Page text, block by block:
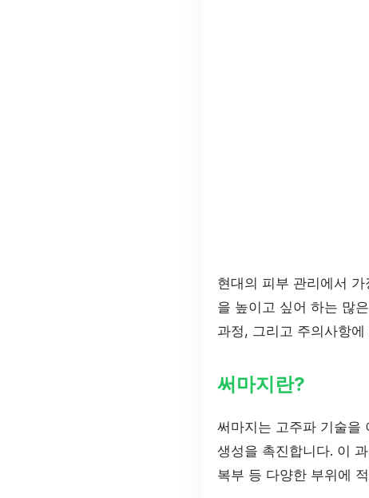
현대의 피부 관리에서
을 높이고 싶어 하는 많
과정, 그리고 주의사항
써마지란?
써마지는 고주파 기술을
생성을 촉진합니다. 이
복부 등 다양한 부위에